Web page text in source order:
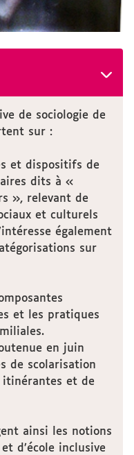
de sociologie de
sur :
et dispositifs de
dits à «
», relevant de
et culturels
également
sur
et les pratiques
en juin
de scolarisation
itinérantes et de
ainsi les notions
d’école inclusive